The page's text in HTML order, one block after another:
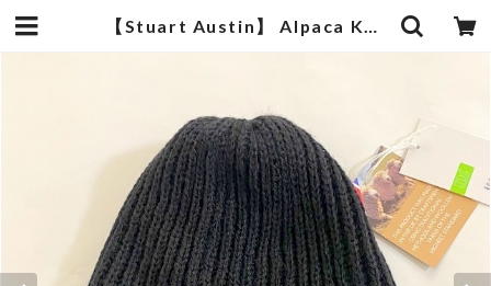
【Stuart Austin】 Alpaca Knit Cap Black | 武蔵小杉のセレクトショップ【ナクール】-nakool-